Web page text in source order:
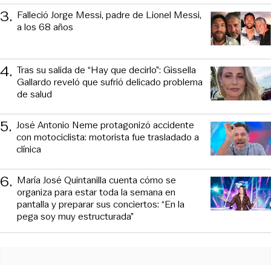
3. Falleció Jorge Messi, padre de Lionel Messi,
a los 68 años
4. Tras su salida de “Hay que decirlo”: Gissella
Gallardo reveló que sufrió delicado problema
de salud
5. José Antonio Neme protagonizó accidente
con motociclista: motorista fue trasladado a
clínica
6. María José Quintanilla cuenta cómo se
organiza para estar toda la semana en
pantalla y preparar sus conciertos: “En la
pega soy muy estructurada”